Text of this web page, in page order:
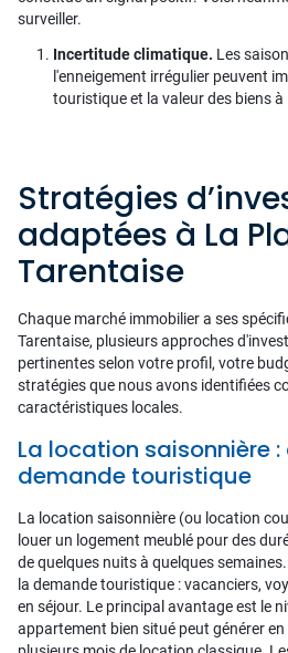
surveiller.
Incertitude climatique. Les
l'enneigement irrégulier peuvent
touristique et la valeur des biens à
Stratégies
adaptées à La
Tarentaise
Chaque marché immobilier a ses
Tarentaise, plusieurs approches
pertinentes selon votre profil, votre
stratégies que nous avons identifiées
caractéristiques locales.
La location saisonnière
demande touristique
La location saisonnière (ou location
louer un logement meublé pour des
de quelques nuits à quelques
la demande touristique : vacanciers,
en séjour. Le principal avantage est le
appartement bien situé peut générer